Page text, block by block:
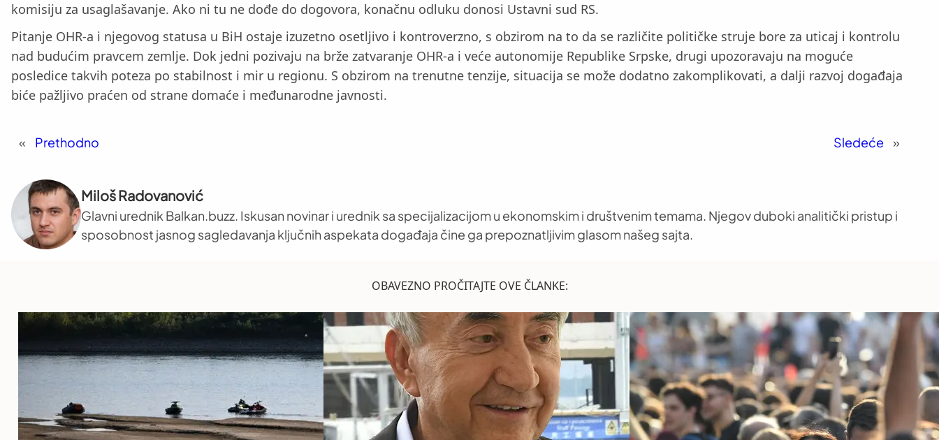
komisiju za usaglašavanje. Ako ni tu ne dođe do dogovora, konačnu odluku donosi Ustavni sud RS.
Pitanje OHR-a i njegovog statusa u BiH ostaje izuzetno osetljivo i kontroverzno, s obzirom na to da se različite političke struje bore za uticaj i kontrolu
nad budućim pravcem zemlje. Dok jedni pozivaju na brže zatvaranje OHR-a i veće autonomije Republike Srpske, drugi upozoravaju na moguće
posledice takvih poteza po stabilnost i mir u regionu. S obzirom na trenutne tenzije, situacija se može dodatno zakomplikovati, a dalji razvoj događaja
biće pažljivo praćen od strane domaće i međunarodne javnosti.
« Prethodno Sledeće »
Miloš Radovanović
Glavni urednik Balkan.buzz. Iskusan novinar i urednik sa specijalizacijom u ekonomskim i društvenim temama. Njegov duboki analitički pristup i
sposobnost jasnog sagledavanja ključnih aspekata događaja čine ga prepoznatljivim glasom našeg sajta.
OBAVEZNO PROČITAJTE OVE ČLANKE: